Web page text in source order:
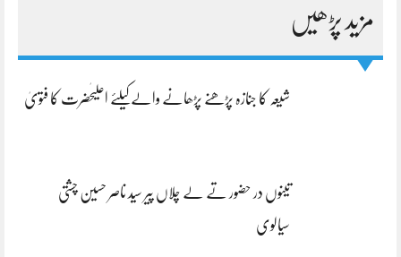
مزید پڑھیں
شیعہ کا جنازہ پڑھنے پڑھانے والےکیلئے اعلیٰحضرت کا فتویٰ
تینوں در حضور تے لے چلاں پیر سید ناصر حسین چشتی
سیالوی